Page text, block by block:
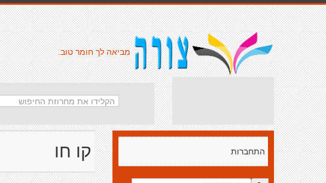
מביאה לך חומר טוב.
קו חו התחברות